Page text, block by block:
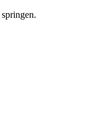
springen.